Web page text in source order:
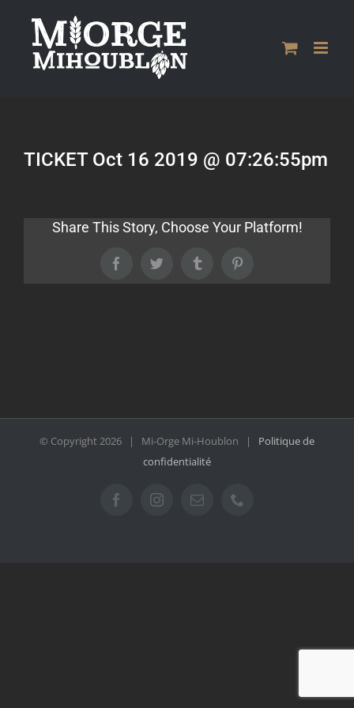
contenu
TICKET Oct 16 2019 @ 07:26:55pm
Share This Story, Choose Your Platform!
FacebookTwitter Tumblr
© Copyright2026 | Mi-Orge Mi-Houblon | Politique de
confidentialité
FacebookInstagramEmail